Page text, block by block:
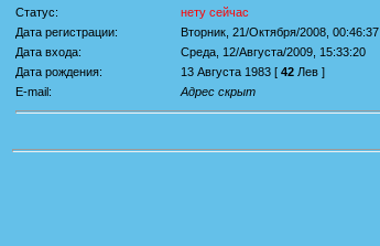
Статус:
нету сейчас
Дата регистрации:
Вторник, 21/Октября/2008, 00:46:37
Дата входа:
Среда, 12/Августа/2009, 15:33:20
Дата рождения:
13 Августа 1983 [ 42 Лев ]
E-mail:
Адрес скрыт